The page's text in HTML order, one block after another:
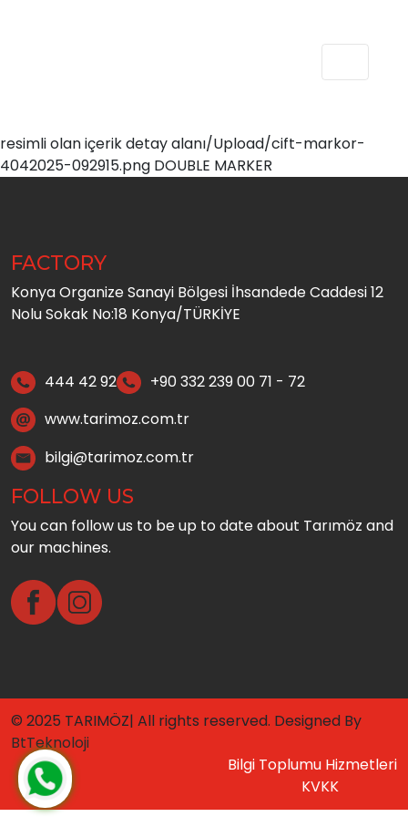
resimli olan içerik detay alanı/Upload/cift-markor-
4042025-092915.png DOUBLE MARKER
FACTORY
Konya Organize Sanayi Bölgesi İhsandede Caddesi 12
Nolu Sokak No:18 Konya/TÜRKİYE
444 42 92
+90 332 239 00 71 - 72
www.tarimoz.com.tr
bilgi@tarimoz.com.tr
FOLLOW US
You can follow us to be up to date about Tarımöz and
our machines.
© 2025 TARIMÖZ| All rights reserved. Designed By
BtTeknoloji
Bilgi Toplumu Hizmetleri
KVKK